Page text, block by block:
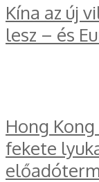
Kína az új
lesz – és
Hong
fekete